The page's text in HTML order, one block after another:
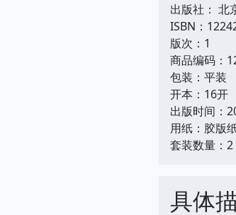
出版社： 北
ISBN：
版次：1
商品编码：
包装：平装
开本：16开
出版时间：
用纸：胶版
套装数量：2
具体